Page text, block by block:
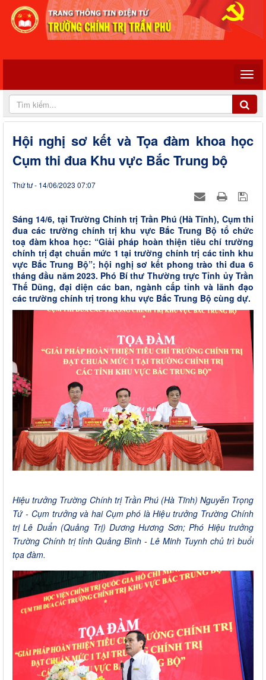
Hội nghị sơ kết và Tọa đàm khoa học
Cụm thi đua Khu vực Bắc Trung bộ
Thứ tư - 14/06/2023 07:07
Sáng 14/6, tại Trường Chính trị Trần Phú (Hà Tĩnh), Cụm thi
đua các trường chính trị khu vực Bắc Trung Bộ tổ chức
toạ đàm khoa học: “Giải pháp hoàn thiện tiêu chí trường
chính trị đạt chuẩn mức 1 tại trường chính trị các tỉnh khu
vực Bắc Trung Bộ”; hội nghị sơ kết phong trào thi đua 6
tháng đầu năm 2023. Phó Bí thư Thường trực Tỉnh ủy Trần
Thế Dũng, đại diện các ban, ngành cấp tỉnh và lãnh đạo
các trường chính trị trong khu vực Bắc Trung Bộ cùng dự.
Hiệu trưởng Trường Chính trị Trần Phú (Hà Tĩnh) Nguyễn Trọng
Tứ - Cụm trưởng và hai Cụm phó là Hiệu trưởng Trường Chính
trị Lê Duẩn (Quảng Trị) Dương Hương Sơn; Phó Hiệu trưởng
Trường Chính trị tỉnh Quảng Bình - Lê Minh Tuynh chủ trì buổi
tọa đàm.